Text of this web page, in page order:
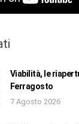
Viabilità, le
Ferragosto
7 Agosto 2026